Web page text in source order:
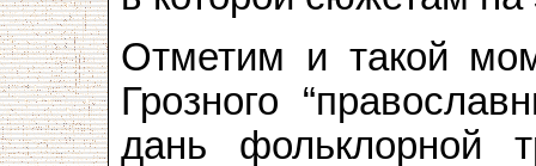
Отметим и такой
Грозного
дань фольклорной